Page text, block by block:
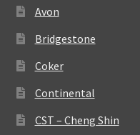
Avon
Bridgestone
Coker
Continental
CST – Cheng Shin